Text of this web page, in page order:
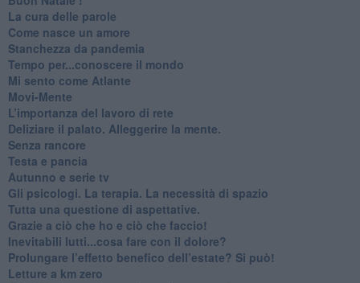
​La cura delle parole
​Come nasce un amore
Stanchezza da pandemia
​Tempo per...conoscere il mondo
​Mi sento come Atlante
​Movi-Mente
​L’importanza del lavoro di rete
​Deliziare il palato. Alleggerire la mente.
​Senza rancore
​Testa e pancia
​Autunno e serie tv
​Gli psicologi. La terapia. La necessità di spazio
​Tutta una questione di aspettative.
​Grazie a ciò che ho e ciò che faccio!
​Inevitabili lutti...cosa fare con il dolore?
Prolungare l’effetto benefico dell’estate? Si può!
​Letture a km zero